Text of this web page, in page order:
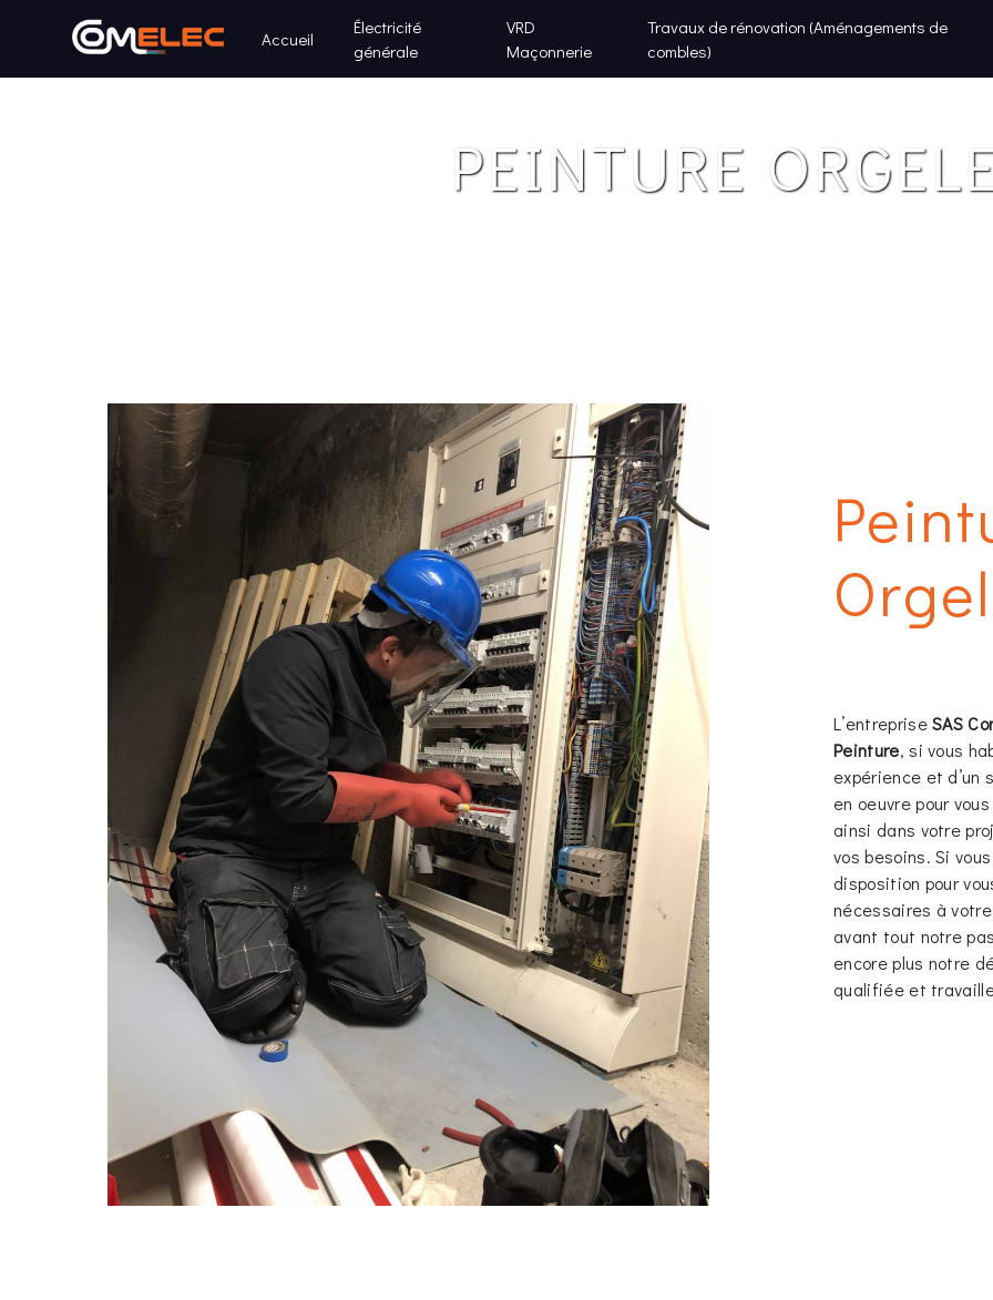
Panneau de gestion des cookies
Accueil
Électricité
générale
VRD
Maçonnerie
Travaux de rénovation (Aménagements de
combles)
PEINTURE
L’entrepriseSAS
Peinture, si vous
expérience et
en oeuvre pour
ainsi dans votre
vos besoins. Si
disposition pour
nécessaires à
avant tout notre
encore plus notre
qualifiée et